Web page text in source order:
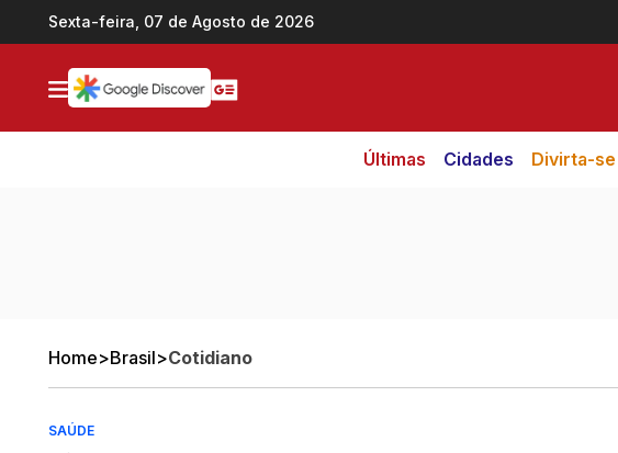
Ir direto pro conteúdo
Sexta-feira, 07 de Agosto de 2026
Últimas Cidades Divirta-se
Home>Brasil>Cotidiano
SAÚDE